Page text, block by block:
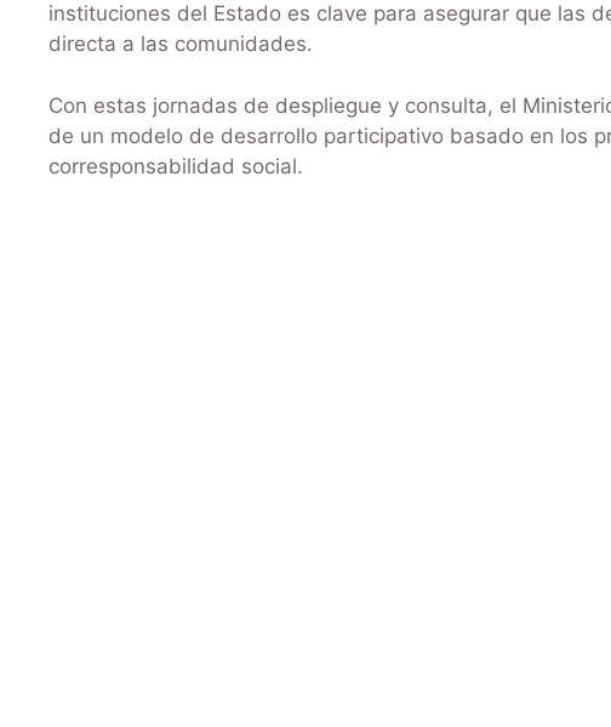
instituciones del Estado es clave para asegurar que las
directa a las comunidades.
Con estas jornadas de despliegue y consulta, el
de un modelo de desarrollo participativo basado en los
corresponsabilidad social.